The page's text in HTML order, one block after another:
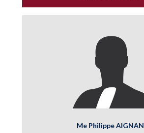
Me Philippe AIGNAN